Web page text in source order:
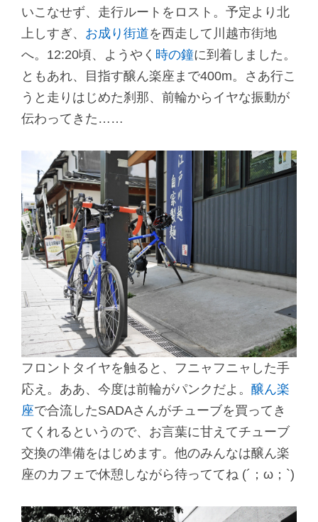
いこなせず、走行ルートをロスト。予定より北
上しすぎ、 お成り街道を西走して川越市街地
へ。12:20頃、ようやく 時の鐘に到着しました。
ともあれ、目指す醸ん楽座まで400m。さあ行こ
うと走りはじめた刹那、前輪からイヤな振動が
伝わってきた……
フロントタイヤを触ると、フニャフニャした手
応え。ああ、今度は前輪がパンクだよ。 醸ん楽
座で合流したSADAさんがチューブを買ってき
てくれるというので、お言葉に甘えてチューブ
交換の準備をはじめます。他のみんなは醸ん楽
座のカフェで休憩しながら待っててね (´；ω；`)